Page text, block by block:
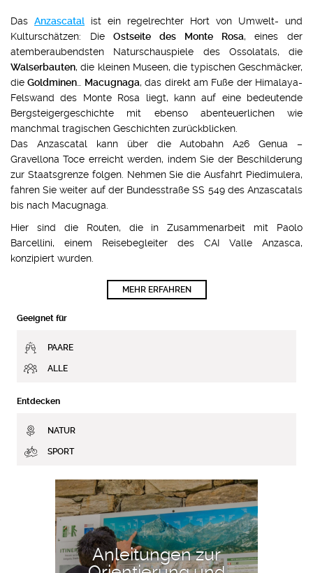
Das Anzascatal ist ein regelrechter Hort von Umwelt- und
Kulturschätzen: DieOstseite des Monte Rosa, eines der
atemberaubendsten Naturschauspiele des Ossolatals, die
Walserbauten, die kleinen Museen, die typischen Geschmäcker,
dieGoldminen Macugnaga, das direkt am Fuße der Himalaya-
Felswand des Monte Rosa liegt, kann auf eine bedeutende
Bergsteigergeschichte mit ebenso abenteuerlichen wie
manchmal tragischen Geschichten zurückblicken.
Das Anzascatal kann über die Autobahn A26 Genua –
Gravellona Toce erreicht werden, indem Sie der Beschilderung
zur Staatsgrenze folgen. Nehmen Sie die Ausfahrt Piedimulera,
fahren Sie weiter auf der Bundesstraße SS 549 des Anzascatals
bis nach Macugnaga.
Hier sind die Routen, die in Zusammenarbeit mit Paolo
Barcellini, einem Reisebegleiter des CAI Valle Anzasca,
konzipiert wurden.
MEHR ERFAHREN
Geeignet für
PAARE
ALLE
Entdecken
NATUR
SPORT
Anleitungen zur
MEHR ERFAHREN